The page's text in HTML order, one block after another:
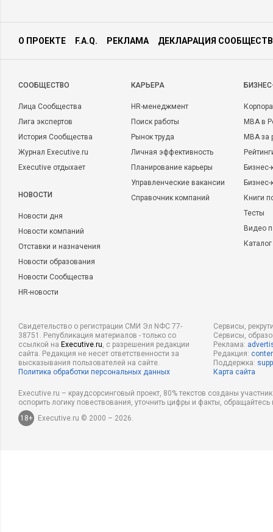
О ПРОЕКТЕ F.A.Q. РЕКЛАМА ДЕКЛАРАЦИЯ
CООБЩЕСТВО
Лица Сообщества
Лига экспертов
История Сообщества
Журнал Executive.ru
Executive отдыхает
НОВОСТИ
Новости дня
Новости компаний
Отставки и назначения
Новости образования
Новости Сообщества
HR-новости
КАРЬЕРА
HR-менеджмент
Поиск работы
Рынок труда
Личная эффективность
Планирование карьеры
Управленческие вакансии
Справочник компаний
MBA в
MBA
Бизнес-
Книги
Тесты
Видео
Свидетельство о регистрации СМИ Эл NФС 77-
38751. Републикация материалов - только со
ссылкой на Executive.ru, с разрешения редакции
сайта. Редакция не несет ответственности за
высказывания пользователей на сайте.
Политика обработки персональных данных
Сервисы,
Сервисы,
Реклама:
Редакция:
Поддержка:
Карта сайта
Executive.ru – краудсорсинговый проект, 80% текстов созданы
оспорить логику повествования, уточнить цифры и факты,
18+
Executive.ru © 2000 – 2026.